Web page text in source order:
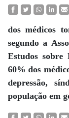
dos médicos
segundo a
Estudos sobre
60% dos
depressão,
população em